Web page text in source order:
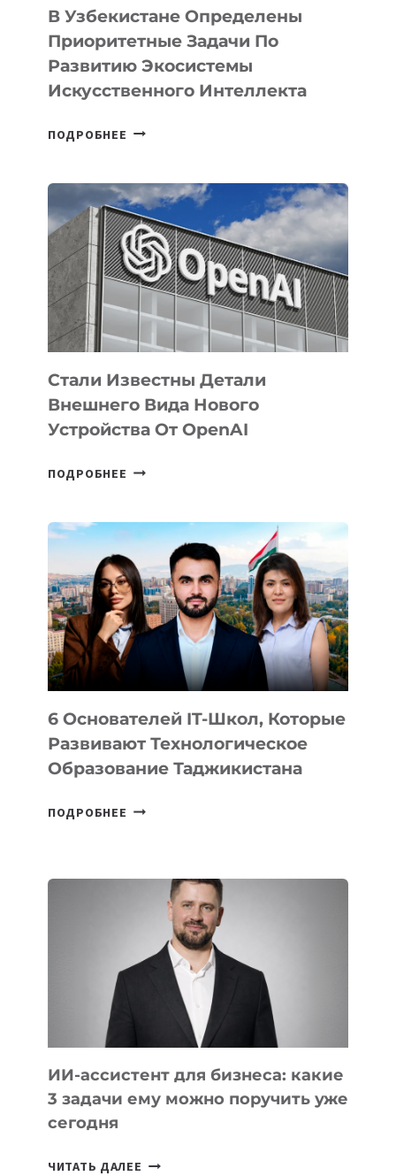
В Узбекистане Определены
Приоритетные Задачи По
Развитию Экосистемы
Искусственного Интеллекта
ПОДРОБНЕЕ
ПРИОРИТЕТНЫЕ
ЗАДАЧИ
ПО
РАЗВИТИЮ
ЭКОСИСТЕМЫ
ИСКУССТВЕННОГО
ИНТЕЛЛЕКТА
Стали Известны Детали
Внешнего Вида Нового
Устройства От OpenAI
ПОДРОБНЕЕ СТАЛИ
ВНЕШНЕГО
ВИДА
НОВОГО
УСТРОЙСТВА
ОТ
OPENAI
6 Основателей IT-Школ, Которые
Развивают Технологическое
Образование Таджикистана
ПОДРОБНЕЕ 6
КОТОРЫЕ
РАЗВИВАЮТ
ТЕХНОЛОГИЧЕСКОЕ
ОБРАЗОВАНИЕ
ТАДЖИКИСТАНА
ИИ-ассистент для бизнеса: какие
3 задачи ему можно поручить уже
сегодня
ЧИТАТЬ ДАЛЕЕ ИИ-